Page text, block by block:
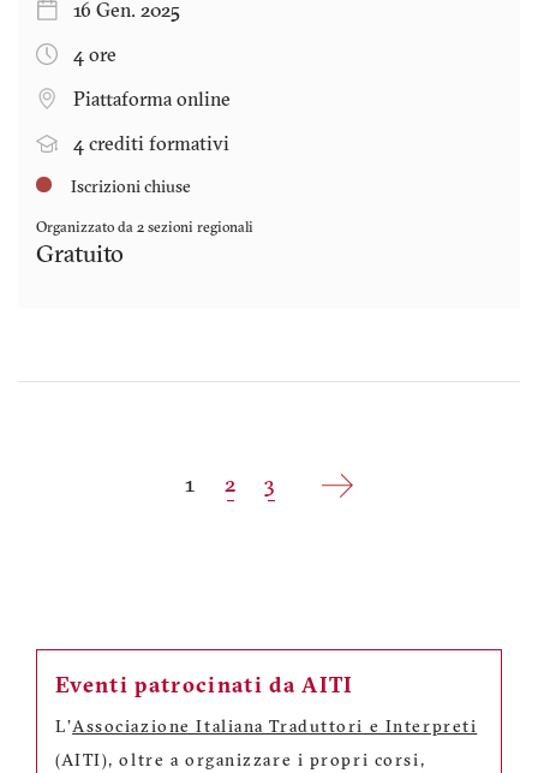
16 Gen. 2025
4 ore
Piattaforma online
4 crediti formativi
Iscrizioni chiuse
Organizzato da 2 sezioni regionali
Gratuito
Pagina
1 Pagina
2 Pagina
3
Eventi patrocinati da AITI
L'Associazione Italiana Traduttori e Interpreti
(AITI), oltre a organizzare i propri corsi,